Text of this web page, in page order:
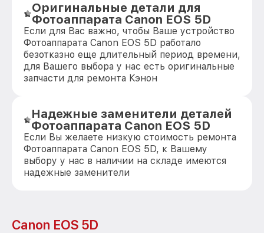
Оригинальные детали для
Фотоаппарата Canon EOS 5D
Если для Вас важно, чтобы Ваше устройство
Фотоаппарата Canon EOS 5D работало
безотказно еще длительный период времени,
для Вашего выбора у нас есть оригинальные
запчасти для ремонта Кэнон
Надежные заменители деталей
Фотоаппарата Canon EOS 5D
Если Вы желаете низкую стоимость ремонта
Фотоаппарата Canon EOS 5D, к Вашему
выбору у нас в наличии на складе имеются
надежные заменители
Canon EOS 5D